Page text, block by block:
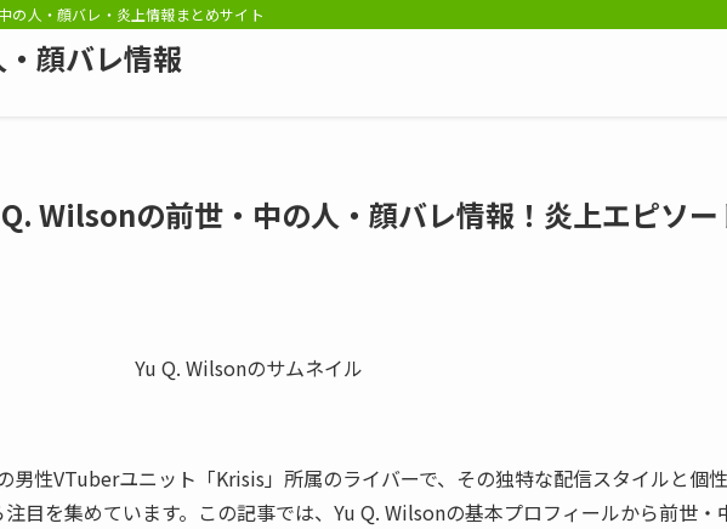
の人・顔バレ・炎上情報まとめサイト
顔バレ情報
Q. Wilsonの前世・中の人・顔バレ情報！炎上エピソ
男性VTuberユニット「Krisis」所属のライバーで、その独特な配信スタイルと個
目を集めています。この記事では、Yu Q. Wilsonの基本プロフィールから前世・